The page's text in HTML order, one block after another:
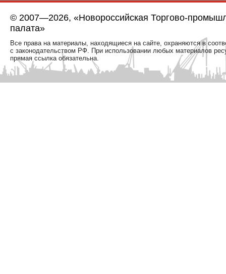
© 2007—2026, «Новороссийская Торгово-
палата»
Все права на материалы, находящиеся на сайте, охраняются в
с законодательством РФ. При использовании любых материалов
прямая ссылка обязательна.